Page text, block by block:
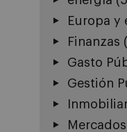
Europa y
Finanzas
Gasto
Gestión
Mercados